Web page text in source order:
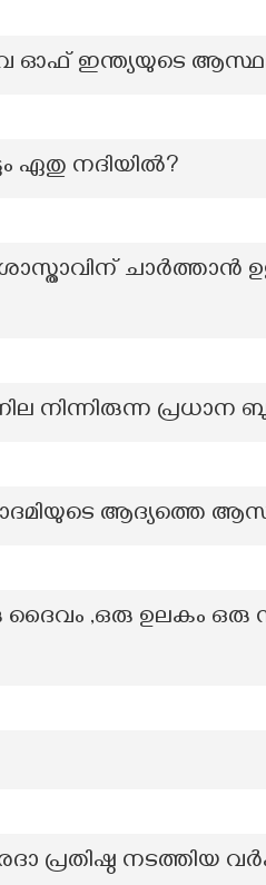
ഓഫ് ഇന്ത്യയുടെ
ഏതു നദിയിൽ?
ചാർത്താൻ
നിന്നിരുന്ന പ്രധാന
ആദ്യത്തെ
ദൈവം ,ഒരു ഉലകം ഒരു
പ്രതിഷ്ഠ നടത്തിയ